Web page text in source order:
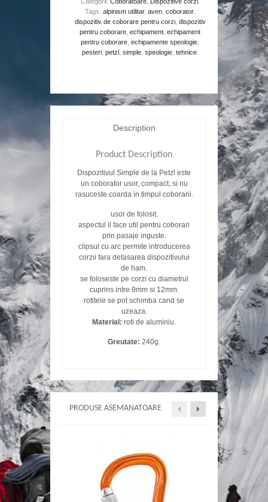
Tags: alpinism utilitar, aven coborator,
dispozitiv de coborare pentru corzi, dispozitiv
pentru coborare echipament echipament
pentru coborare echipamente speologie
pesteri, petzl, simple, speologie, tehnice.
Description
Product Description
Dispozitivul Simple de la Petzl este
un coborator usor, compact, si nu
rasuceste coarda in timpul coborarii.
usor de folosit.
aspectul il face util pentru coborari
prin pasaje inguste.
clipsul cu arc permite introducerea
corzii fara detasarea dispozitivului
de ham.
se foloseste pe corzi cu diametrul
cuprins intre 9mm si 12mm.
rotitele se pot schimba cand se
uzeaza.
Material: roti de aluminiu.
Greutate: 240g.
PRODUSE ASEMANATOARE